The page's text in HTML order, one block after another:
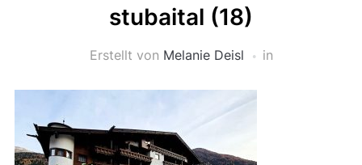
stubaital (18)
Erstellt von Melanie Deisl in